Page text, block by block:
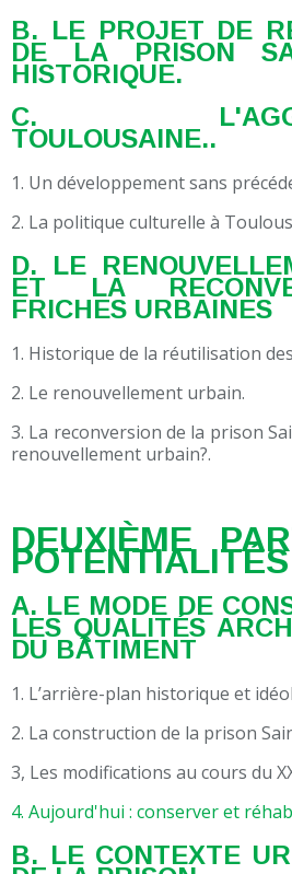
B. LE PROJET DE
DE LA PRISON
HISTORIQUE.
C.
TOULOUSAINE..
1. Un développement sans
2. La politique culturelle à
D. LE
ET LA
FRICHES URBAINES
1. Historique de la réutilisation
2. Le renouvellement urbain.
3. La reconversion de la prison
renouvellement urbain?.
DEUXIÈME
A. LE MODE DE
LES QUALITÉS
DU BÂTIMENT
1. L’arrière-plan historique et
2. La construction de la prison
3, Les modifications au cours du
4. Aujourd'hui : conserver et
B. LE CONTEXTE